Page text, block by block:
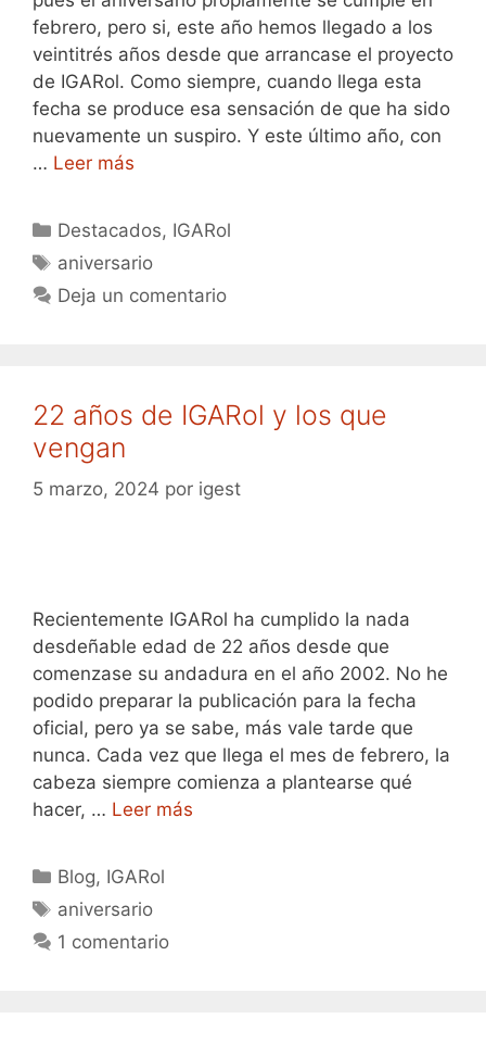
febrero, pero si, este año hemos llegado a los
veintitrés años desde que arrancase el proyecto
de IGARol. Como siempre, cuando llega esta
fecha se produce esa sensación de que ha sido
nuevamente un suspiro. Y este último año, con
… Leer más
Categorías
Destacados, IGARol
Etiquetas
aniversario
Deja un comentario
22 años de IGARol y los que
vengan
5 marzo, 2024 por igest
Recientemente IGARol ha cumplido la nada
desdeñable edad de 22 años desde que
comenzase su andadura en el año 2002. No he
podido preparar la publicación para la fecha
oficial, pero ya se sabe, más vale tarde que
nunca. Cada vez que llega el mes de febrero, la
cabeza siempre comienza a plantearse qué
hacer, … Leer más
Categorías
Blog, IGARol
Etiquetas
aniversario
1 comentario